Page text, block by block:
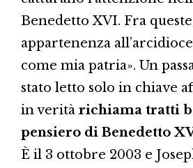
Benedetto XVI. Fra
appartenenza
come mia patria». Un
stato letto solo in chiave
in verità richiama tratti
pensiero di Benedetto
È il 3 ottobre 2003 e